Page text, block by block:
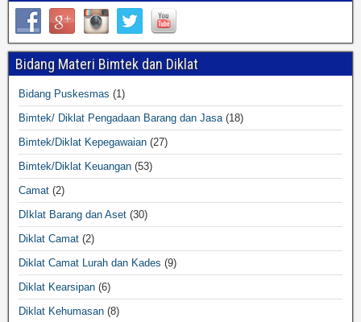
Bidang Materi Bimtek dan Diklat
Bidang Puskesmas (1)
Bimtek/ Diklat Pengadaan Barang dan Jasa(18)
Bimtek/Diklat Kepegawaian (27)
Bimtek/Diklat Keuangan (53)
Camat (2)
DIklat Barang dan Aset (30)
Diklat Camat (2)
Diklat Camat Lurah dan Kades (9)
Diklat Kearsipan (6)
Diklat Kehumasan (8)